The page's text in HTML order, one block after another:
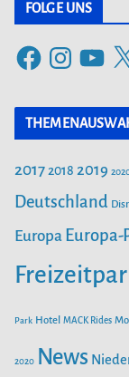
g
e
n
FOLGE UNS
F
c
o
o
s
t
g
r
Y
u
T
b
e
X
20172018 2019
Deutschland
Europa Europa-
Park Hotel MACK Rides
2020 News